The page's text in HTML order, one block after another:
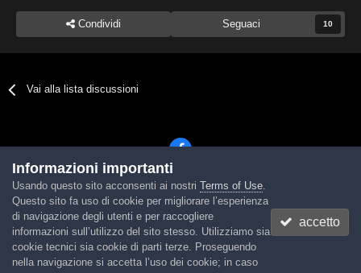
Condividi Seguaci 10
Vai alla lista discussioni
Lingua Tema Contattaci Cookies
Powered by Invision Community
Informazioni importanti
Usando questo sito acconsenti ai nostri Terms of Use.
Questo sito fa uso di cookie per migliorare l’esperienza
di navigazione degli utenti e per raccogliere
informazioni sull’utilizzo del sito stesso. Utilizziamo sia
cookie tecnici sia cookie di parti terze. Proseguendo
nella navigazione si accetta l’uso dei cookie; in caso
accetto